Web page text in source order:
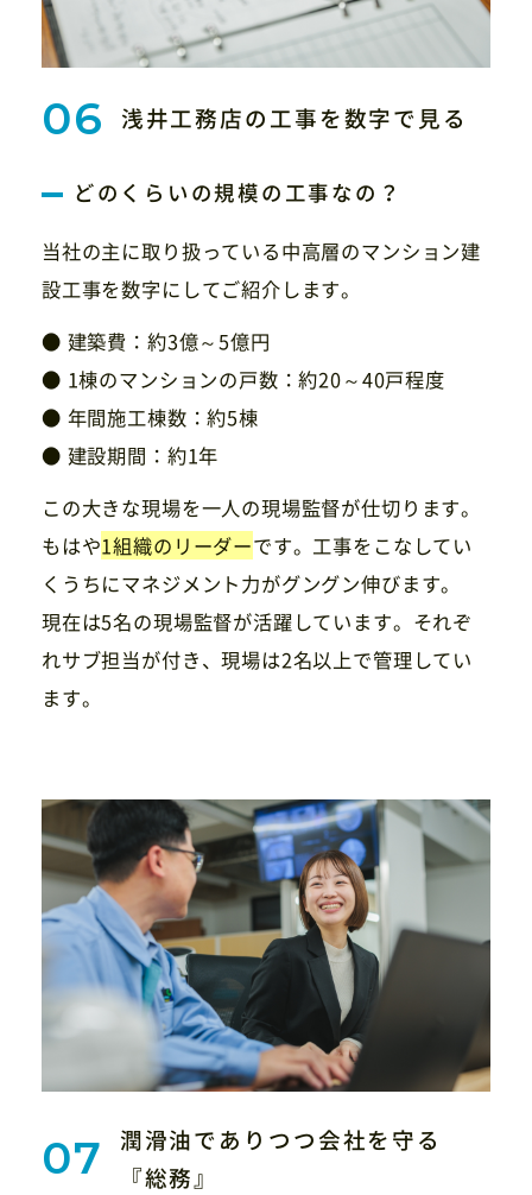
浅井工務店の工事を数字で見る
どのくらいの規模の工事なの？
当社の主に取り扱っている中高層のマンション建
設工事を数字にしてご紹介します。
● 建築費：約3億～5億円
● 1棟のマンションの戸数：約20～40戸程度
● 年間施工棟数：約5棟
● 建設期間：約1年
この大きな現場を一人の現場監督が仕切ります。
もはや1組織のリーダーです。工事をこなしてい
くうちにマネジメント力がグングン伸びます。
現在は5名の現場監督が活躍しています。それぞ
れサブ担当が付き、現場は2名以上で管理してい
ます。
潤滑油でありつつ会社を守る
『総務』